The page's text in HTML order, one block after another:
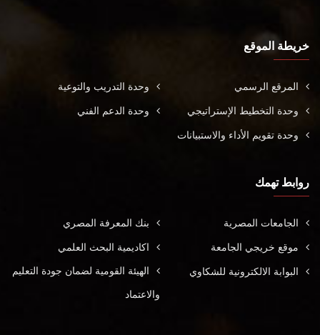
خريطة الموقع
المرقع الرسمي وحدة التدريب والتوعية
وحدة التخطيط الإستراتيجي وحدة الدعم الفني
وحدة تقويم الأداء والاستبيانات
روابط تهمك
الجامعات المصرية بنك المعرفة المصري
موقع خريجي الجامعة اكاديمية البحث العلمي
البوابة الالكترونية للشكاوي الهيئة القومية لضمان جودة التعليم
والاعتماد